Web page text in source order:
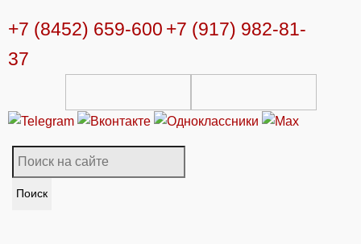
+7 (8452) 659-600 +7 (917) 982-81-
37
Поиск